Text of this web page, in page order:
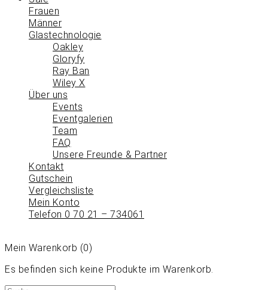
Frauen
Männer
Glastechnologie
Oakley
Gloryfy
Ray Ban
Wiley X
Über uns
Events
Eventgalerien
Team
FAQ
Unsere Freunde & Partner
Kontakt
Gutschein
Vergleichsliste
Mein Konto
Telefon 0 70 21 – 734061
Mein Warenkorb (0)
Es befinden sich keine Produkte im Warenkorb.